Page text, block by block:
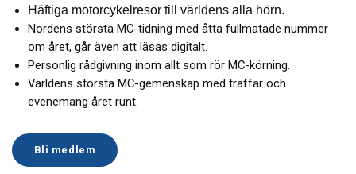
Häftiga motorcykelresor till världens alla hörn.
Nordens största MC-tidning med åtta fullmatade nummer
om året, går även att läsas digitalt.
Personlig rådgivning inom allt som rör MC-körning.
Världens största MC-gemenskap med träffar och
evenemang året runt.
Bli medlem